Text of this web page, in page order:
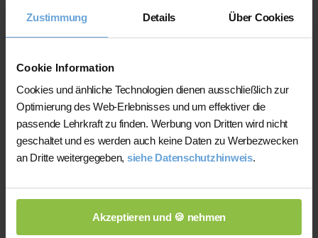
Zustimmung Details Über Cookies
Cookie Information
Cookies und änhliche Technologien dienen ausschließlich zur
Optimierung des Web-Erlebnisses und um effektiver die
passende Lehrkraft zu finden. Werbung von Dritten wird nicht
geschaltet und es werden auch keine Daten zu Werbezwecken
an Dritte weitergegeben, siehe Datenschutzhinweis.
Akzeptieren und 🍪 nehmen
Qualifikationsnachweise vor der
Freischaltung geprüft werden.
Nachhilfe-Team.net unterstützt Sie dabei,
möglichst schnell eine zu Ihrem Bedarf
passende Lehrkraft zu finden. Bei einem
Ausfall können Sie auf Wunsch bei der
Vermittlung einer anderen Lehrkraft
unterstützt werden.
ihren Unterricht eigenständig.
Die jeweilige Lehrkraft stimmt Lernziele,